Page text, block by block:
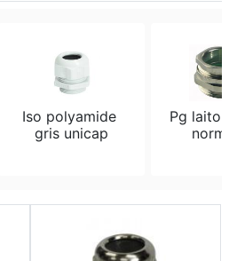
Iso polyamide
gris unicap
Pg